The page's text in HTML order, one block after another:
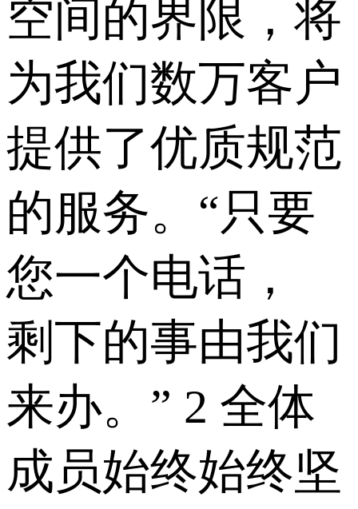
空间的界限，将
为我们数万客户
提供了优质规范
的服务。“只要
您一个电话，
剩下的事由我们
来办。” 2 全体
成员始终始终坚